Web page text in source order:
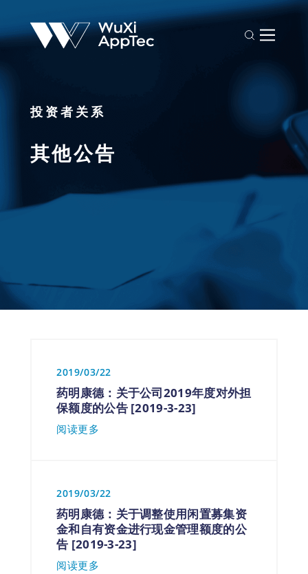
投资者关系
其他公告
2019/03/22
药明康德：关于公司2019年度对外担
保额度的公告 [2019-3-23]
阅读更多
2019/03/22
药明康德：关于调整使用闲置募集资
金和自有资金进行现金管理额度的公
告 [2019-3-23]
阅读更多